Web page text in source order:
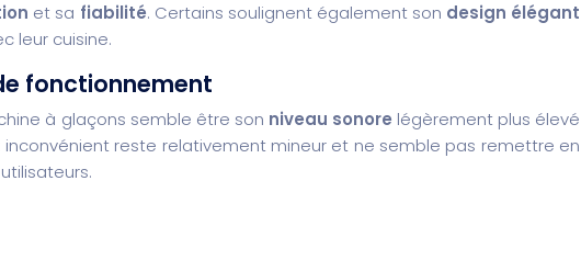
et sa fiabilité. Certains soulignent également son design élégant
leur cuisine.
fonctionnement
à glaçons semble être son niveau sonore légèrement plus élevé
reste relativement mineur et ne semble pas remettre en